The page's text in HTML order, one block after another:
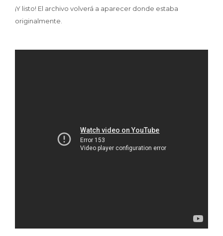
¡Y listo! El archivo volverá a aparecer donde estaba
originalmente.